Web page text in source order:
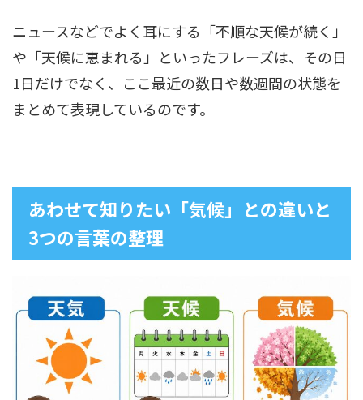
ニュースなどでよく耳にする「不順な天候が続く」
や「天候に恵まれる」といったフレーズは、その日
1日だけでなく、ここ最近の数日や数週間の状態を
まとめて表現しているのです。
あわせて知りたい「気候」との違いと
3つの言葉の整理